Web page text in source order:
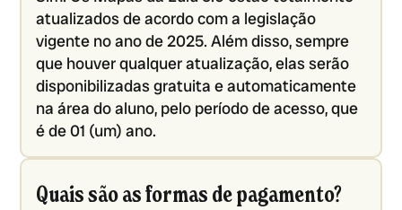
atualizados de acordo com a legislação
vigente no ano de 2025. Além disso, sempre
que houver qualquer atualização, elas serão
disponibilizadas gratuita e automaticamente
na área do aluno, pelo período de acesso, que
é de 01 (um) ano.
Quais são as formas de pagamento?